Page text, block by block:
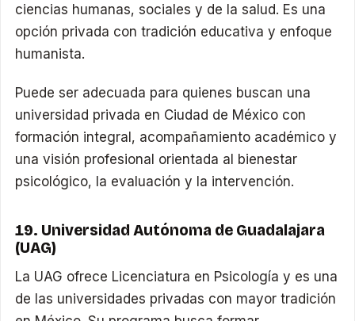
ciencias humanas, sociales y de la salud. Es una
opción privada con tradición educativa y enfoque
humanista.
Puede ser adecuada para quienes buscan una
universidad privada en Ciudad de México con
formación integral, acompañamiento académico y
una visión profesional orientada al bienestar
psicológico, la evaluación y la intervención.
19. Universidad Autónoma de Guadalajara
(UAG)
La UAG ofrece Licenciatura en Psicología y es una
de las universidades privadas con mayor tradición